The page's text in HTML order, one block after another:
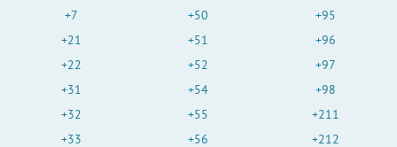
+7
+21
+22
+31
+32
+33
+50
+51
+52
+54
+55
+56
+95
+96
+97
+98
+211
+212